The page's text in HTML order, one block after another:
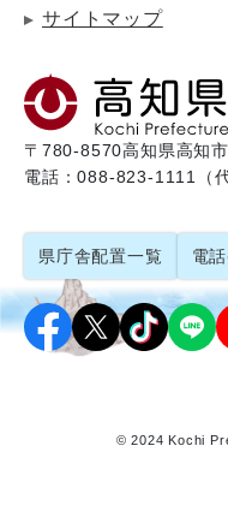
サイトマップ
〒780-8570高知県高知
電話：088-823-1111（
県庁舎配置一覧 電
© 2024 Kochi